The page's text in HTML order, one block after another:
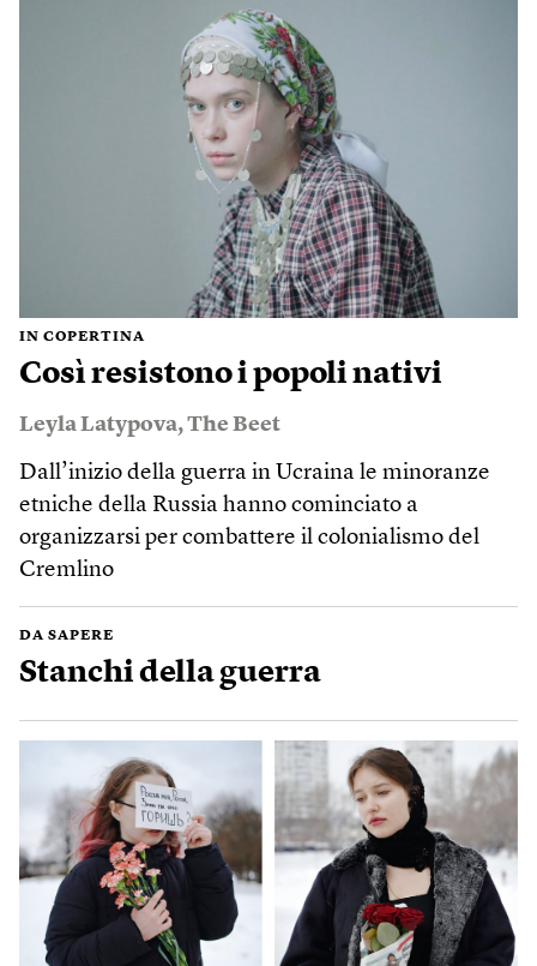
IN COPERTINA
Così resistono i popoli nativi
Leyla Latypova,The Beet
Dall’inizio della guerra in Ucraina le minoranze
etniche della Russia hanno cominciato a
organizzarsi per combattere il colonialismo del
Cremlino
DA SAPERE
Stanchi della guerra